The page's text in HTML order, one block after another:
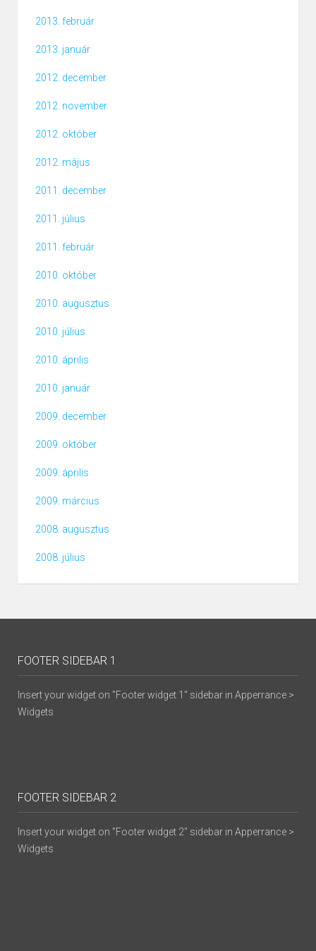
2013. február
2013. január
2012. december
2012. november
2012. október
2012. május
2011. december
2011. július
2011. február
2010. október
2010. augusztus
2010. július
2010. április
2010. január
2009. december
2009. október
2009. április
2009. március
2008. augusztus
2008. július
FOOTER SIDEBAR 1
Insert your widget on "Footer widget 1" sidebar in Apperrance >
Widgets
FOOTER SIDEBAR 2
Insert your widget on "Footer widget 2" sidebar in Apperrance >
Widgets